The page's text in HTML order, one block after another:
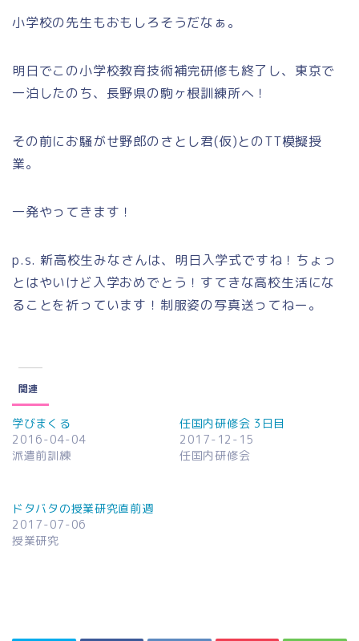
小学校の先生もおもしろそうだなぁ。
明日でこの小学校教育技術補完研修も終了し、東京で
一泊したのち、長野県の駒ヶ根訓練所へ！
その前にお騒がせ野郎のさとし君(仮)とのTT模擬授
業。
一発やってきます！
p.s. 新高校生みなさんは、明日入学式ですね！ちょっ
とはやいけど入学おめでとう！すてきな高校生活にな
ることを祈っています！制服姿の写真送ってねー。
関連
学びまくる
2016-04-04
派遣前訓練
任国内研修会 3日目
2017-12-15
任国内研修会
ドタバタの授業研究直前週
2017-07-06
授業研究